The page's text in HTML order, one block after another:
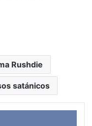
Rushdie
satánicos